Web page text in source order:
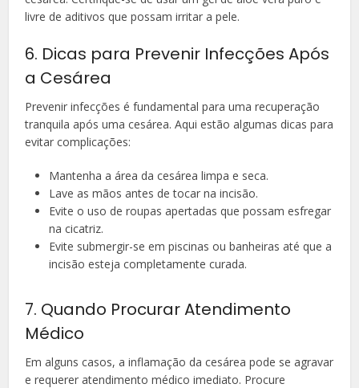
livre de aditivos que possam irritar a pele.
6. Dicas para Prevenir Infecções Após
a Cesárea
Prevenir infecções é fundamental para uma recuperação
tranquila após uma cesárea. Aqui estão algumas dicas para
evitar complicações:
Mantenha a área da cesárea limpa e seca.
Lave as mãos antes de tocar na incisão.
Evite o uso de roupas apertadas que possam esfregar
na cicatriz.
Evite submergir-se em piscinas ou banheiras até que a
incisão esteja completamente curada.
7. Quando Procurar Atendimento
Médico
Em alguns casos, a inflamação da cesárea pode se agravar
e requerer atendimento médico imediato. Procure